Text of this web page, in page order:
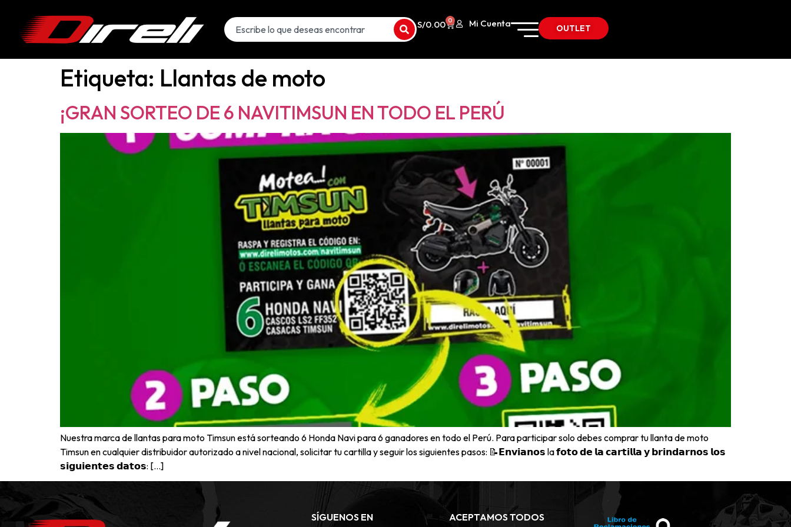
S/0.00 0 Mi Cuenta OUTLET
Etiqueta: Llantas de moto
¡GRAN SORTEO DE 6 NAVITIMSUN EN TODO EL PERÚ
Nuestra marca de llantas para moto Timsun está sorteando 6 Honda Navi para 6 ganadores en todo el Perú. Para participar solo debes comprar tu llanta de moto
Timsun en cualquier distribuidor autorizado a nivel nacional, solicitar tu cartilla y seguir los siguientes pasos: 📝𝗘𝗻𝘃𝗶𝗮𝗻𝗼𝘀 la 𝗳𝗼𝘁𝗼 𝗱𝗲 𝗹𝗮 𝗰𝗮𝗿𝘁𝗶𝗹𝗹𝗮 𝘆 𝗯𝗿𝗶𝗻𝗱𝗮𝗿𝗻𝗼𝘀 𝗹𝗼𝘀
𝘀𝗶𝗴𝘂𝗶𝗲𝗻𝘁𝗲𝘀 𝗱𝗮𝘁𝗼𝘀: […]
SÍGUENOS EN
ACEPTAMOS TODOS